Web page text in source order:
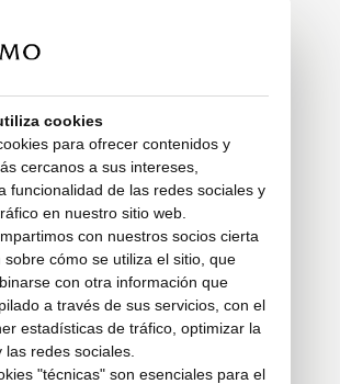
cookies
para ofrecer contenidos y
cercanos a sus intereses,
funcionalidad de las redes sociales y
en nuestro sitio web.
con nuestros socios cierta
sobre cómo se utiliza el sitio, que
con otra información que
a través de sus servicios, con el
estadísticas de tráfico, optimizar la
las redes sociales.
"técnicas" son esenciales para el